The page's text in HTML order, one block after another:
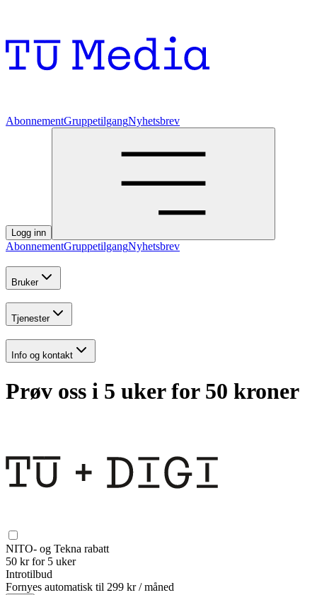
AbonnementGruppetilgangNyhetsbrev
Logg inn
AbonnementGruppetilgangNyhetsbrev
Bruker
Tjenester
Info og kontakt
Prøv oss i 5 uker for 50 kroner
NITO- og Tekna rabatt
50 kr for 5 uker
Introtilbud
Fornyes automatisk til 299 kr / måned